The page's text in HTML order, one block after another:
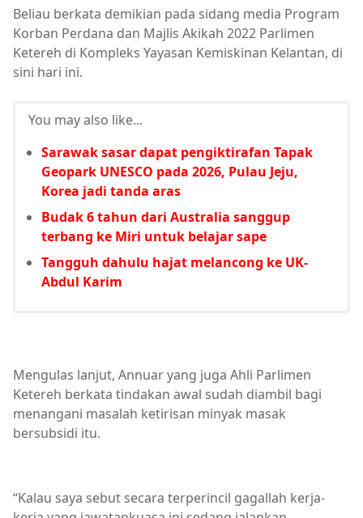
Beliau berkata demikian pada sidang media Program
Korban Perdana dan Majlis Akikah 2022 Parlimen
Ketereh di Kompleks Yayasan Kemiskinan Kelantan, di
sini hari ini.
You may also like...
Sarawak sasar dapat pengiktirafan Tapak
Geopark UNESCO pada 2026, Pulau Jeju,
Korea jadi tanda aras
Budak 6 tahun dari Australia sanggup
terbang ke Miri untuk belajar sape
Tangguh dahulu hajat melancong ke UK-
Abdul Karim
Mengulas lanjut, Annuar yang juga Ahli Parlimen
Ketereh berkata tindakan awal sudah diambil bagi
menangani masalah ketirisan minyak masak
bersubsidi itu.
“Kalau saya sebut secara terperincil gagallah kerja-